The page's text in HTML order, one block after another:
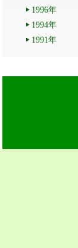
1996年
1994年
1991年